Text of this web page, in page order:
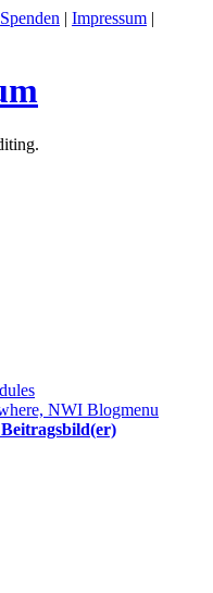
Spenden | Impressum |
NWI Blogmenu